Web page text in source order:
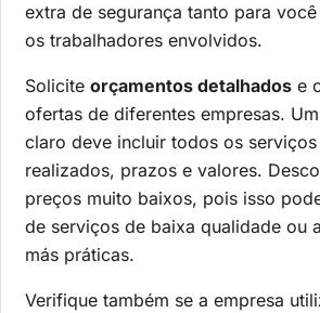
extra de segurança tanto para
os trabalhadores envolvidos.
Solicite orçamentos detalhados e
ofertas de diferentes empresas.
claro deve incluir todos os serviços
realizados, prazos e valores.
preços muito baixos, pois isso
de serviços de baixa qualidade ou
más práticas.
Verifique também se a empresa